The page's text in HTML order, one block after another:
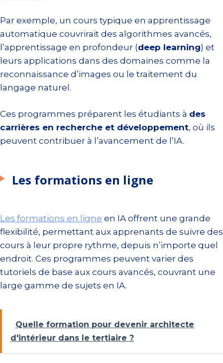
Par exemple, un cours typique en apprentissage
automatique couvrirait des algorithmes avancés,
l’apprentissage en profondeur (deep learning) et
leurs applications dans des domaines comme la
reconnaissance d’images ou le traitement du
langage naturel.
Ces programmes préparent les étudiants à des
carrières en recherche et développement, où ils
peuvent contribuer à l’avancement de l’IA.
Les formations en ligne
Les formations en ligne en IA offrent une grande
flexibilité, permettant aux apprenants de suivre des
cours à leur propre rythme, depuis n’importe quel
endroit. Ces programmes peuvent varier des
tutoriels de base aux cours avancés, couvrant une
large gamme de sujets en IA.
Quelle formation pour devenir architecte
d'intérieur dans le tertiaire ?